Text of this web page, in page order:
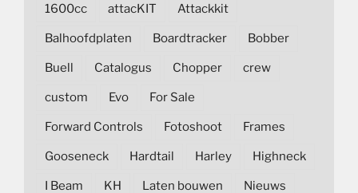
1600cc attacKIT Attackkit
Balhoofdplaten Boardtracker Bobber
Buell Catalogus Chopper crew
custom Evo For Sale
Forward Controls Fotoshoot Frames
Gooseneck Hardtail Harley Highneck
I Beam KH Laten bouwen Nieuws